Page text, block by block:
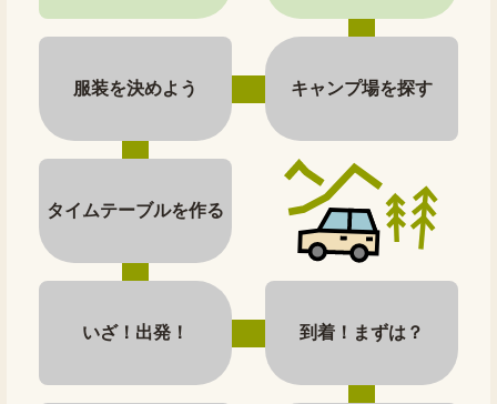
服装を決めよう キャンプ場を探す
タイムテーブルを作る
いざ！出発！ 到着！まずは？